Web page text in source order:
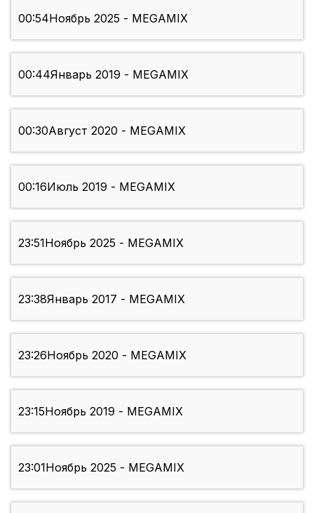
00:54Ноябрь 2025 - MEGAMIX
00:44Январь 2019 - MEGAMIX
00:30Август 2020 - MEGAMIX
00:16Июль 2019 - MEGAMIX
23:51Ноябрь 2025 - MEGAMIX
23:38Январь 2017 - MEGAMIX
23:26Ноябрь 2020 - MEGAMIX
23:15Ноябрь 2019 - MEGAMIX
23:01Ноябрь 2025 - MEGAMIX